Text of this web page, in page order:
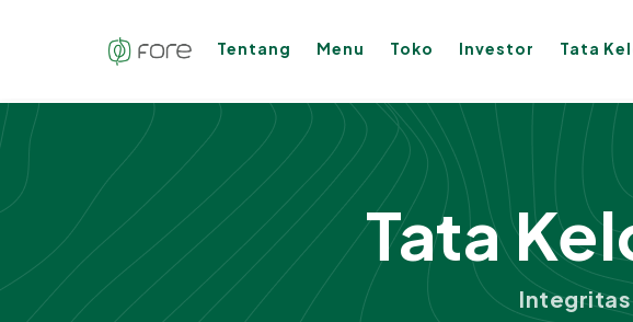
Tentang Menu Toko Investor Tata
Tata